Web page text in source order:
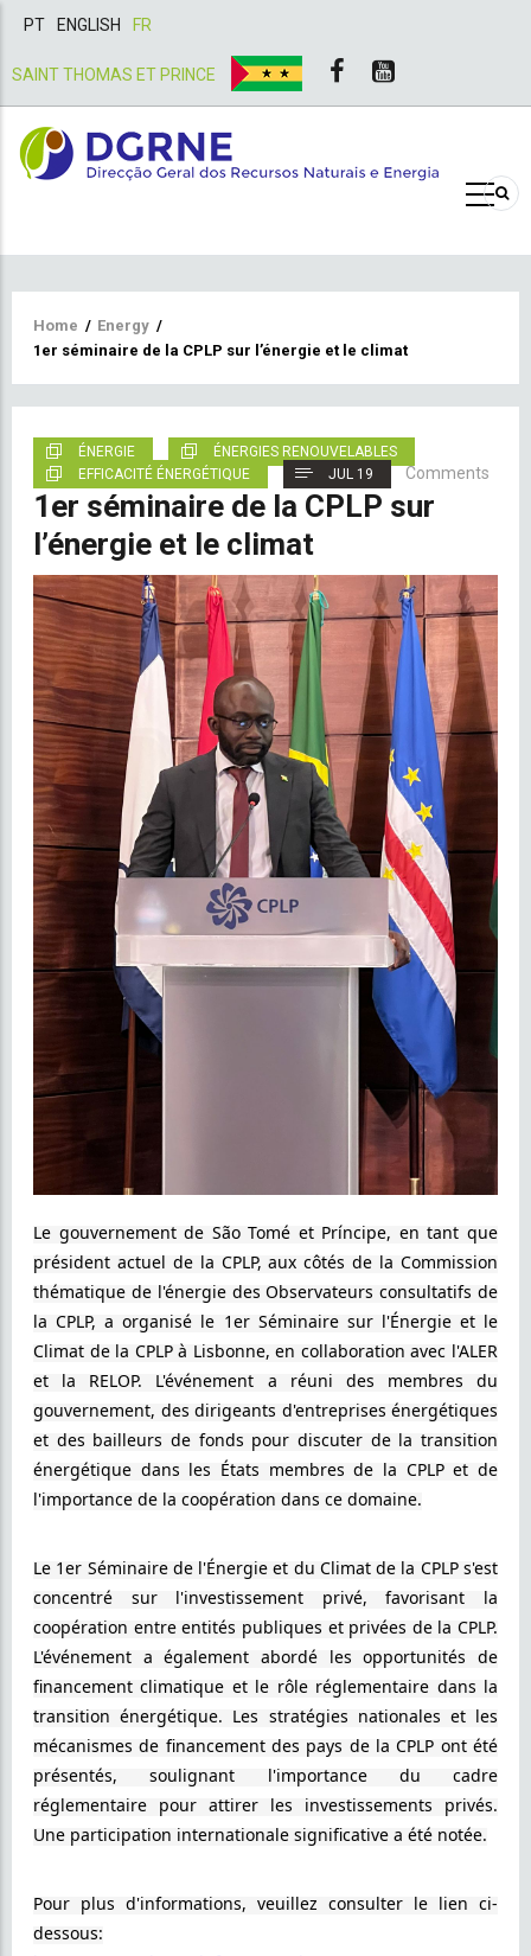
PT ENGLISH FR
SAINT THOMAS ET PRINCE
Breadcrumb
Home / Energy /
1er séminaire de la CPLP sur l’énergie et le climat
ÉNERGIE
ÉNERGIES RENOUVELABLES
EFFICACITÉ ÉNERGÉTIQUE
JUL 19 Comments
1er séminaire de la CPLP sur
l’énergie et le climat
Le gouvernement de São Tomé et Príncipe, en tant que
président actuel de la CPLP, aux côtés de la Commission
thématique de l'énergie des Observateurs consultatifs de
la CPLP, a organisé le 1er Séminaire sur l'Énergie et le
Climat de la CPLP à Lisbonne, en collaboration avec l'ALER
et la RELOP. L'événement a réuni des membres du
gouvernement, des dirigeants d'entreprises énergétiques
et des bailleurs de fonds pour discuter de la transition
énergétique dans les États membres de la CPLP et de
l'importance de la coopération dans ce domaine.
Le 1er Séminaire de l'Énergie et du Climat de la CPLP s'est
concentré sur l'investissement privé, favorisant la
coopération entre entités publiques et privées de la CPLP.
L'événement a également abordé les opportunités de
financement climatique et le rôle réglementaire dans la
transition énergétique. Les stratégies nationales et les
mécanismes de financement des pays de la CPLP ont été
présentés, soulignant l'importance du cadre
réglementaire pour attirer les investissements privés.
Une participation internationale significative a été notée.
Pour plus d'informations, veuillez consulter le lien ci-
dessous: